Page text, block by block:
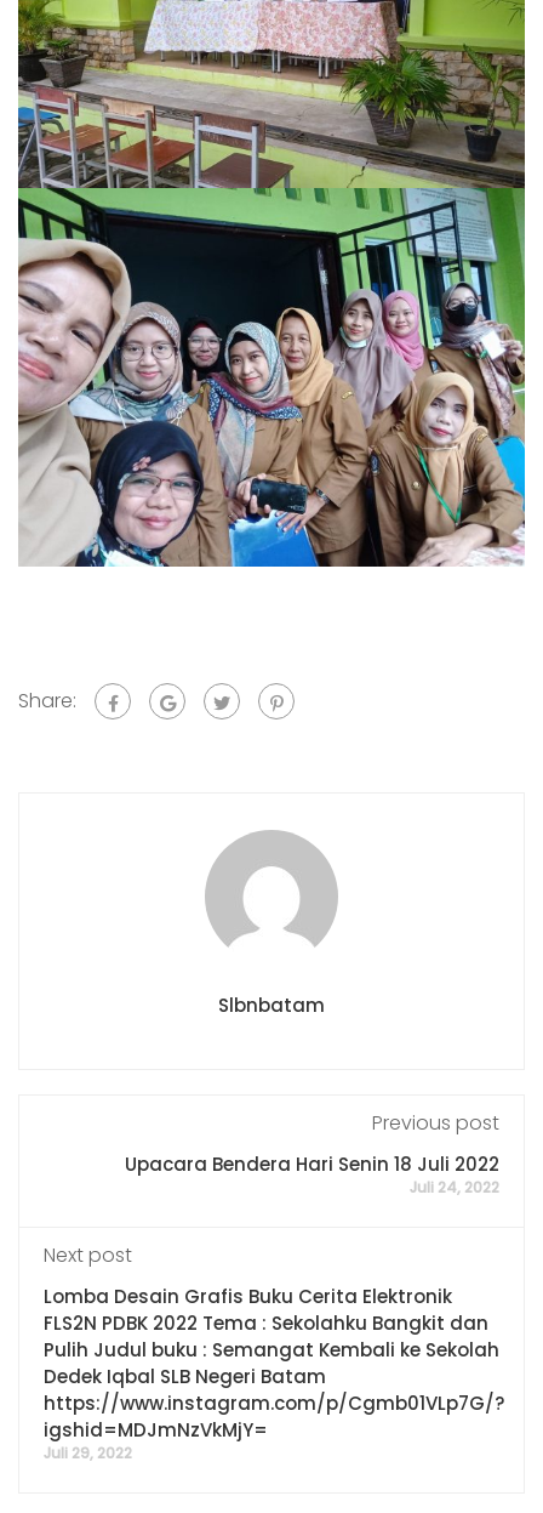
Share:
Slbnbatam
Previous post
Upacara Bendera Hari Senin 18 Juli 2022
Juli 24, 2022
Next post
Lomba Desain Grafis Buku Cerita Elektronik
FLS2N PDBK 2022 Tema : Sekolahku Bangkit dan
Pulih Judul buku : Semangat Kembali ke Sekolah
Dedek Iqbal SLB Negeri Batam
https://www.instagram.com/p/Cgmb01VLp7G/?
igshid=MDJmNzVkMjY=
Juli 29, 2022